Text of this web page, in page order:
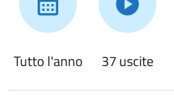
Tutto l'anno 37 uscite